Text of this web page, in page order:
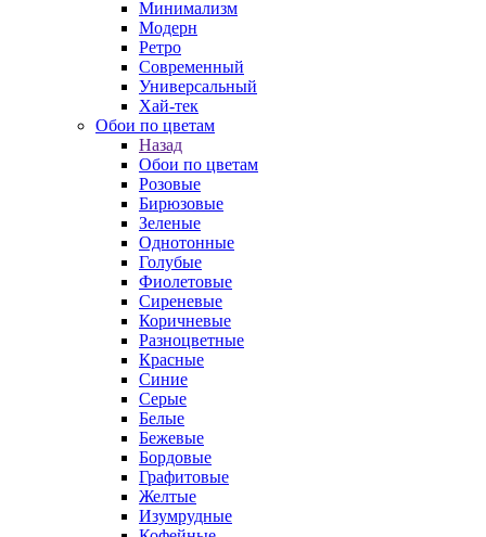
Минимализм
Модерн
Ретро
Современный
Универсальный
Хай-тек
Обои по цветам
Назад
Обои по цветам
Розовые
Бирюзовые
Зеленые
Однотонные
Голубые
Фиолетовые
Сиреневые
Коричневые
Разноцветные
Красные
Синие
Серые
Белые
Бежевые
Бордовые
Графитовые
Желтые
Изумрудные